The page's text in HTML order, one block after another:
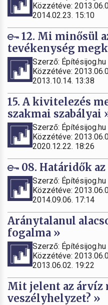
Közzétéve:
2014.02.23. 15:10
12. Mi minősül
tevékenység
Szerző: Építésijog.hu
Közzétéve:
2013.10.14. 13:38
15. A kivitelezés
szakmai szabályai
Szerző: Építésijog.hu
Közzétéve:
2020.12.22. 18:26
08. Határidők
Szerző: Építésijog.hu
Közzétéve:
2014.09.06. 17:14
Aránytalanul
fogalma »
Szerző: Építésijog.hu
Közzétéve:
2013.06.02. 19:22
Mit jelent az
veszélyhelyzet? »